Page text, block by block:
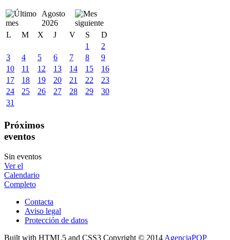
Agosto
2026
L
M X J V S
D
1
2
3
4 5 6 7 8
9
10
11 12 13 14 15
16
17
18 19 20 21 22
23
24
25 26 27 28 29
30
31
Próximos
eventos
Sin eventos
Ver el
Calendario
Completo
Contacta
Aviso legal
Protección de datos
Built with HTML5 and CSS3 Copyright © 2014 AgenciaPOP